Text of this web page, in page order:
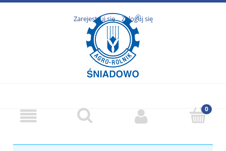
Zarejestruj się Zaloguj się